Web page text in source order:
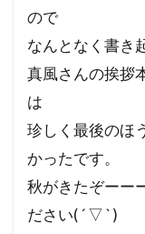
ので
なんとなく書き
真風さんの挨拶
は
珍しく最後のほ
かったです。
秋がきたぞーー
ださい( ´ ▽ ` )